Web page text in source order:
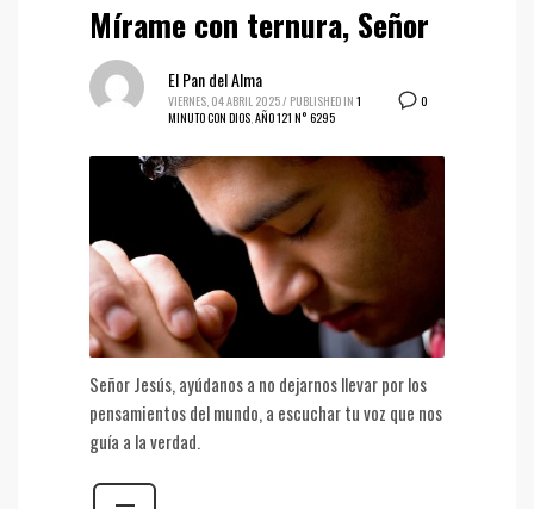
Mírame con ternura, Señor
0
El Pan del Alma
VIERNES, 04 ABRIL 2025/ PUBLISHED IN 1
MINUTO CON DIOS,AÑO 121 N° 6295
Señor Jesús, ayúdanos a no dejarnos llevar por los
pensamientos del mundo, a escuchar tu voz que nos
guía a la verdad.